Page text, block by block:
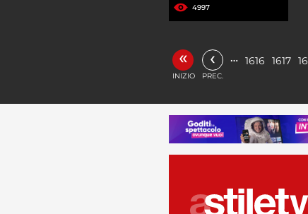
4997
«
INIZIO
‹
PREC.
… 1616 1617